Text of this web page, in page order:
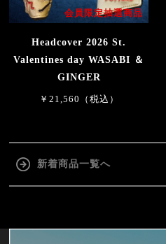
会員限定抽選商品
Headcover 2026 St.
Valentines day WASABI ＆
GINGER
￥21,560（税込）
新着商品一覧へ